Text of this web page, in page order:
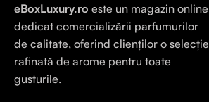
eBoxLuxury.ro este un magazin online
dedicat comercializării parfumurilor
de calitate, oferind clienților o selecție
rafinată de arome pentru toate
gusturile.